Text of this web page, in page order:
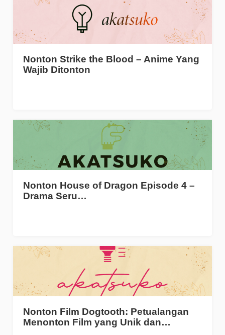
Nonton Strike the Blood – Anime Yang
Wajib Ditonton
Nonton House of Dragon Episode 4 –
Drama Seru…
Nonton Film Dogtooth: Petualangan
Menonton Film yang Unik dan…